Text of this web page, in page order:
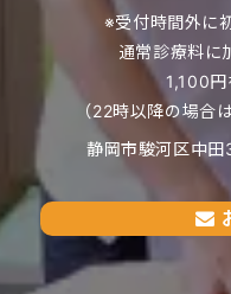
※受付時間外に
通常診療料に
1,100円
（22時以降の場合
静岡市駿河区中